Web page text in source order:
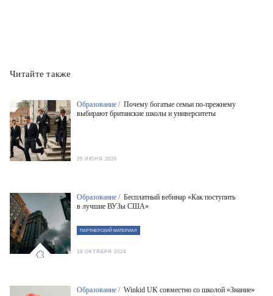
Читайте также
Образование / Почему богатые семьи по-прежнему
выбирают британские школы и университеты
25 ИЮНЯ 2026
Образование / Бесплатный вебинар «Как поступить
в лучшие ВУЗы США»
ПАРТНЕРСКИЙ МАТЕРИАЛ
18 ОКТЯБРЯ 2024
Образование / Winkid UK совместно со школой «Знание»